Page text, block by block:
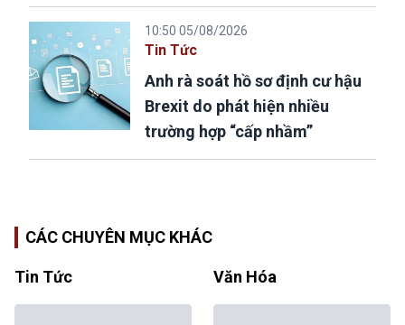
10:50 05/08/2026
Tin Tức
Anh rà soát hồ sơ định cư hậu
Brexit do phát hiện nhiều
trường hợp “cấp nhầm”
CÁC CHUYÊN MỤC KHÁC
Tin Tức Văn Hóa